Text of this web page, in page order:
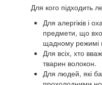
Для кого підходить
Для алергіків і
предмети, що
щадному режимі
Для всіх, хто
тварин волокон.
Для людей, які